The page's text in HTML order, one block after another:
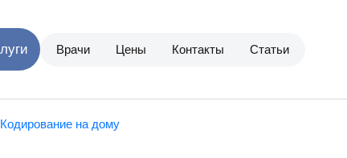
Врачи Цены Контакты Статьи
Кодирование на дому